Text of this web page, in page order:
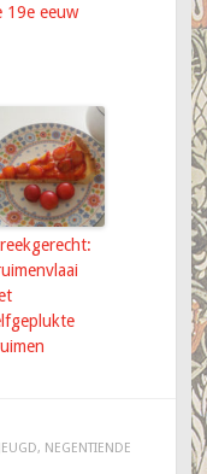
19e eeuw
, NEGENTIENDE